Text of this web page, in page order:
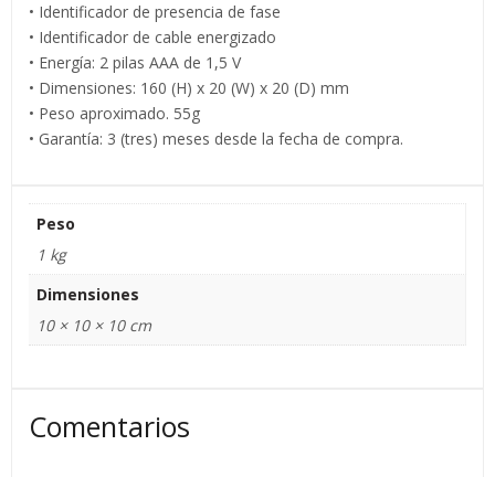
• Identificador de presencia de fase
• Identificador de cable energizado
• Energía: 2 pilas AAA de 1,5 V
• Dimensiones: 160 (H) x 20 (W) x 20 (D) mm
• Peso aproximado. 55g
• Garantía: 3 (tres) meses desde la fecha de compra.
Peso
1 kg
Dimensiones
10 × 10 × 10 cm
Comentarios